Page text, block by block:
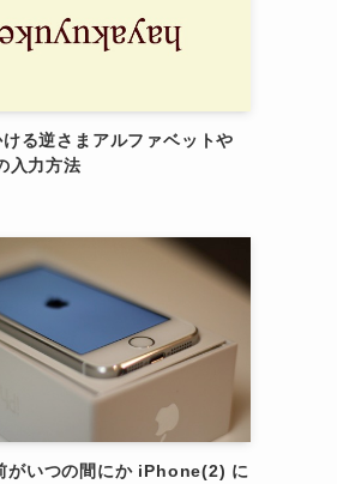
る逆さまアルファベットや
入力方法
がいつの間にか iPhone(2) に